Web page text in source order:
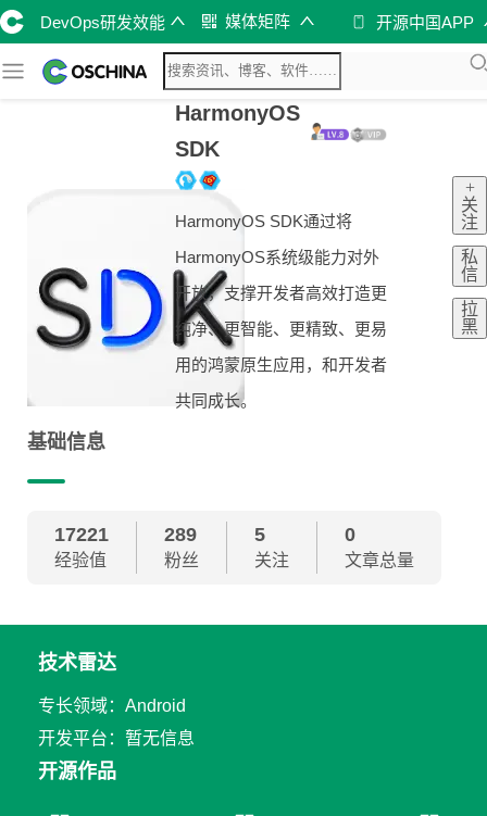
DevOps研发效能 媒体矩阵 开源中国APP
HarmonyOS
SDK
HarmonyOS SDK通过将
HarmonyOS系统级能力对外
开放，支撑开发者高效打造更
纯净、更智能、更精致、更易
用的鸿蒙原生应用，和开发者
共同成长。
+
关
注
私
信
拉
黑
基础信息
17221
经验值
289
粉丝
5
关注
0
文章总量
技术雷达
专长领域：Android
开发平台：暂无信息
开源作品